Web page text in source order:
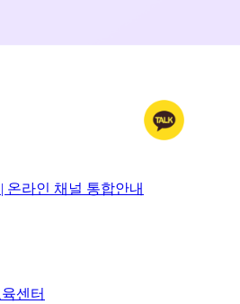
온라인 채널 통합안내
센터